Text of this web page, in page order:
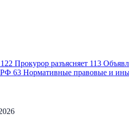
122 Прокурор разъясняет 113
63 Нормативные правовые и